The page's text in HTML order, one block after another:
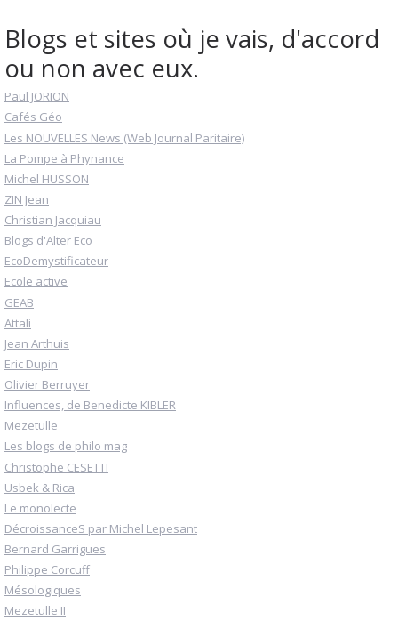
Blogs et sites où je vais, d'accord
ou non avec eux.
Paul JORION
Cafés Géo
Les NOUVELLES News (Web Journal Paritaire)
La Pompe à Phynance
Michel HUSSON
ZIN Jean
Christian Jacquiau
Blogs d'Alter Eco
EcoDemystificateur
Ecole active
GEAB
Attali
Jean Arthuis
Eric Dupin
Olivier Berruyer
Influences, de Benedicte KIBLER
Mezetulle
Les blogs de philo mag
Christophe CESETTI
Usbek & Rica
Le monolecte
DécroissanceS par Michel Lepesant
Bernard Garrigues
Philippe Corcuff
Mésologiques
Mezetulle II